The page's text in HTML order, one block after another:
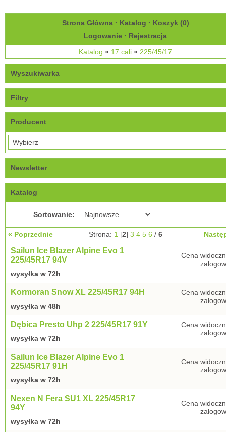
Strona Główna· Katalog · Koszyk (0)
Logowanie · Rejestracja
Katalog » 17 cali » 225/45/17
Wyszukiwarka
Filtry
Producent
Newsletter
Katalog
Sortowanie:
« Poprzednie Strona: 1 [2] 3 4 5 6 / 6
Sailun Ice Blazer Alpine Evo 1
225/45R17 94V
wysyłka w 72h
Cena
Kormoran Snow XL 225/45R17 94H
wysyłka w 48h
Cena
Dębica Presto Uhp 2 225/45R17 91Y
wysyłka w 72h
Cena
Sailun Ice Blazer Alpine Evo 1
225/45R17 91H
wysyłka w 72h
Cena
Nexen N Fera SU1 XL 225/45R17
94Y
wysyłka w 72h
Cena